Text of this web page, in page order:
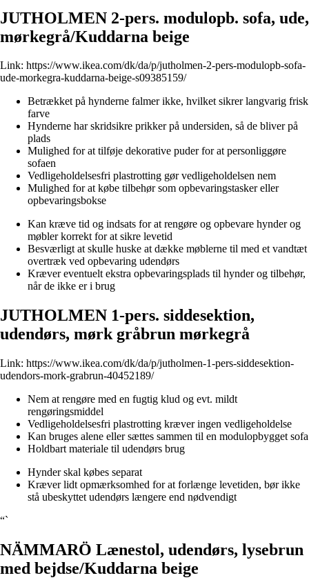
JUTHOLMEN 2-pers. modulopb. sofa, ude,
mørkegrå/Kuddarna beige
Link: https://www.ikea.com/dk/da/p/jutholmen-2-pers-modulopb-sofa-
ude-morkegra-kuddarna-beige-s09385159/
Betrækket på hynderne falmer ikke, hvilket sikrer langvarig frisk
farve
Hynderne har skridsikre prikker på undersiden, så de bliver på
plads
Mulighed for at tilføje dekorative puder for at personliggøre
sofaen
Vedligeholdelsesfri plastrotting gør vedligeholdelsen nem
Mulighed for at købe tilbehør som opbevaringstasker eller
opbevaringsbokse
Kan kræve tid og indsats for at rengøre og opbevare hynder og
møbler korrekt for at sikre levetid
Besværligt at skulle huske at dække møblerne til med et vandtæt
overtræk ved opbevaring udendørs
Kræver eventuelt ekstra opbevaringsplads til hynder og tilbehør,
når de ikke er i brug
JUTHOLMEN 1-pers. siddesektion,
udendørs, mørk gråbrun mørkegrå
Link: https://www.ikea.com/dk/da/p/jutholmen-1-pers-siddesektion-
udendors-mork-grabrun-40452189/
Nem at rengøre med en fugtig klud og evt. mildt
rengøringsmiddel
Vedligeholdelsesfri plastrotting kræver ingen vedligeholdelse
Kan bruges alene eller sættes sammen til en modulopbygget sofa
Holdbart materiale til udendørs brug
Hynder skal købes separat
Kræver lidt opmærksomhed for at forlænge levetiden, bør ikke
stå ubeskyttet udendørs længere end nødvendigt
“`
NÄMMARÖ Lænestol, udendørs, lysebrun
med bejdse/Kuddarna beige